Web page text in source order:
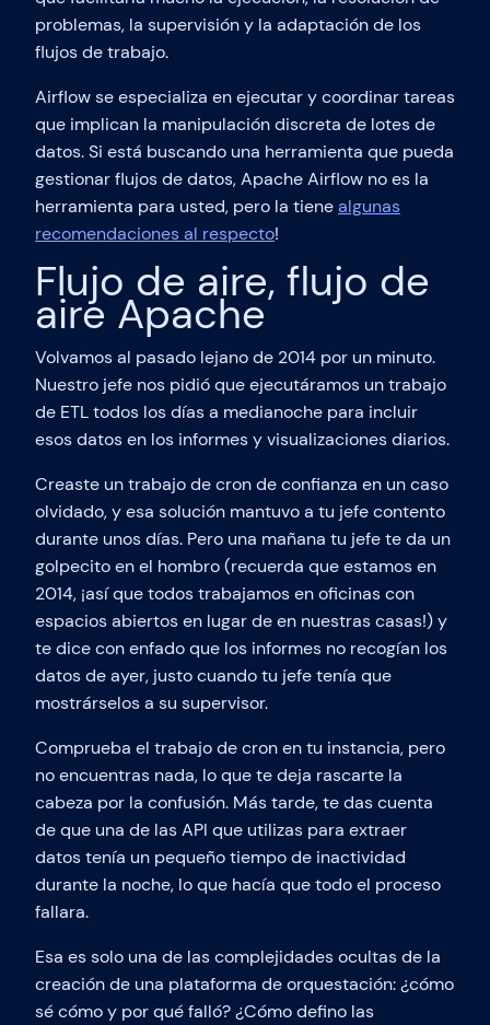
problemas, la supervisión y la adaptación de los
flujos de trabajo.
Airflow se especializa en ejecutar y coordinar tareas
que implican la manipulación discreta de lotes de
datos. Si está buscando una herramienta que pueda
gestionar flujos de datos, Apache Airflow no es la
herramienta para usted, pero la tienealgunas
recomendaciones al respecto!
Flujo de aire, flujo de
aire Apache
Volvamos al pasado lejano de 2014 por un minuto.
Nuestro jefe nos pidió que ejecutáramos un trabajo
de ETL todos los días a medianoche para incluir
esos datos en los informes y visualizaciones diarios.
Creaste un trabajo de cron de confianza en un caso
olvidado, y esa solución mantuvo a tu jefe contento
durante unos días. Pero una mañana tu jefe te da un
golpecito en el hombro (recuerda que estamos en
2014, ¡así que todos trabajamos en oficinas con
espacios abiertos en lugar de en nuestras casas!) y
te dice con enfado que los informes no recogían los
datos de ayer, justo cuando tu jefe tenía que
mostrárselos a su supervisor.
Comprueba el trabajo de cron en tu instancia, pero
no encuentras nada, lo que te deja rascarte la
cabeza por la confusión. Más tarde, te das cuenta
de que una de las API que utilizas para extraer
datos tenía un pequeño tiempo de inactividad
durante la noche, lo que hacía que todo el proceso
fallara.
Esa es solo una de las complejidades ocultas de la
creación de una plataforma de orquestación: ¿cómo
sé cómo y por qué falló? ¿Cómo defino las